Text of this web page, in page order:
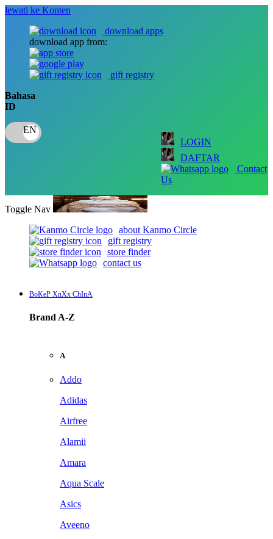
lewati ke Konten
download apps
download app from:
gift registry
Bahasa
ID
LOGIN
DAFTAR
Contact
Us
Toggle Nav
about Kanmo Circle
gift registry
store finder
contact us
BoKeP XnXx ChInA
Brand A-Z
A
Addo
Adidas
Airfree
Alamii
Amara
Aqua Scale
Asics
Aveeno